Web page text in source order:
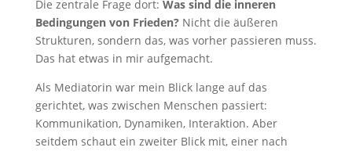
Die zentrale Frage dort: Was sind die inneren
Bedingungen von Frieden?Nicht die äußeren
Strukturen, sondern das, was vorher passieren muss.
Das hat etwas in mir aufgemacht.
Als Mediatorin war mein Blick lange auf das
gerichtet, was zwischen Menschen passiert:
Kommunikation, Dynamiken, Interaktion. Aber
seitdem schaut ein zweiter Blick mit, einer nach